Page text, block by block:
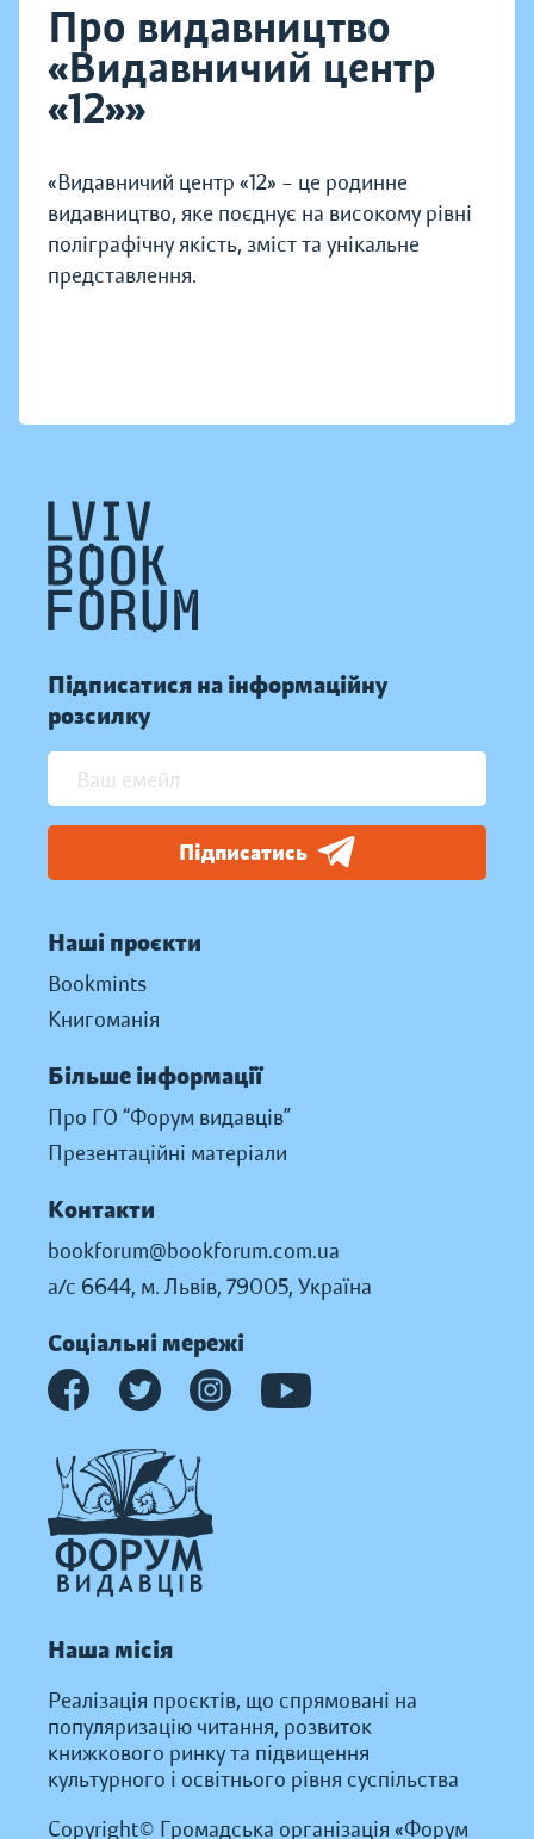
Про видавництво
«Видавничий центр
«12»»
«Видавничий центр «12» – це родинне
видавництво, яке поєднує на високому рівні
поліграфічну якість, зміст та унікальне
представлення.
Підписатися на інформаційну
розсилку
Підписатись
Наші проєкти
Bookmints
Книгоманія
Більше інформації
Про ГО “Форум видавців”
Презентаційні матеріали
Контакти
bookforum@bookforum.com.ua
а/с 6644, м. Львів, 79005, Україна
Соціальні мережі
Наша місія
Реалізація проєктів, що спрямовані на
популяризацію читання, розвиток
книжкового ринку та підвищення
культурного і освітнього рівня суспільства
Copyright© Громадська організація «Форум